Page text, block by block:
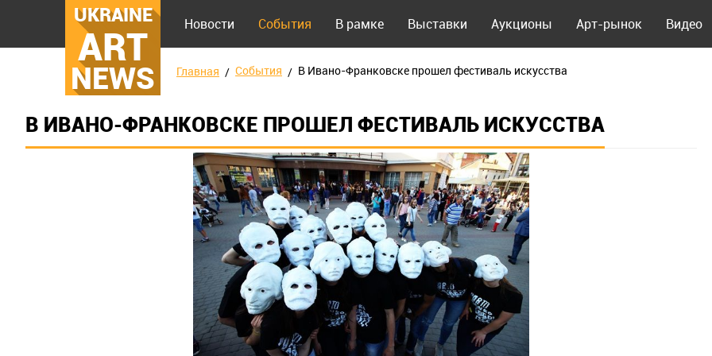
UKRAINE
ART
NEWS
Новости События В рамке Выставки Аукционы Арт-рынок Видео
Главная События В Ивано-Франковске прошел фестиваль искусства
В ИВАНО-ФРАНКОВСКЕ ПРОШЕЛ ФЕСТИВАЛЬ ИСКУССТВА